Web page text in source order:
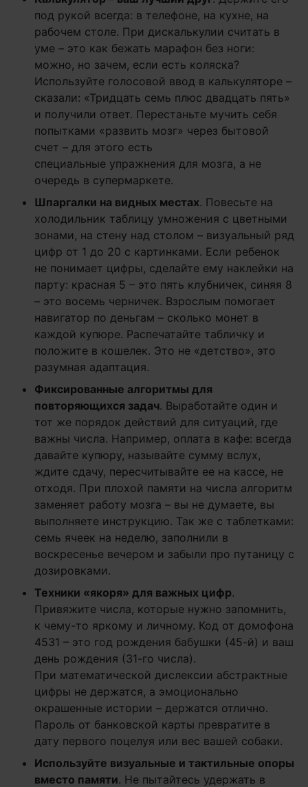
под рукой всегда: в телефоне, на кухне, на
рабочем столе. При дискалькулии считать в
уме – это как бежать марафон без ноги:
можно, но зачем, если есть коляска?
Используйте голосовой ввод в калькуляторе –
сказали: «Тридцать семь плюс двадцать пять»
и получили ответ. Перестаньте мучить себя
попытками «развить мозг» через бытовой
счет – для этого есть
специальные упражнения для мозга, а не
очередь в супермаркете.
Шпаргалки на видных местах. Повесьте на
холодильник таблицу умножения с цветными
зонами, на стену над столом – визуальный ряд
цифр от 1 до 20 с картинками. Если ребенок
не понимает цифры, сделайте ему наклейки на
парту: красная 5 – это пять клубничек, синяя 8
– это восемь черничек. Взрослым помогает
навигатор по деньгам – сколько монет в
каждой купюре. Распечатайте табличку и
положите в кошелек. Это не «детство», это
разумная адаптация.
Фиксированные алгоритмы для
повторяющихся задач. Выработайте один и
тот же порядок действий для ситуаций, где
важны числа. Например, оплата в кафе: всегда
давайте купюру, называйте сумму вслух,
ждите сдачу, пересчитывайте ее на кассе, не
отходя. При плохой памяти на числа алгоритм
заменяет работу мозга – вы не думаете, вы
выполняете инструкцию. Так же с таблетками:
семь ячеек на неделю, заполнили в
воскресенье вечером и забыли про путаницу с
дозировками.
Техники «якоря» для важных цифр.
Привяжите числа, которые нужно запомнить,
к чему-то яркому и личному. Код от домофона
4531 – это год рождения бабушки (45-й) и ваш
день рождения (31-го числа).
При математической дислексии абстрактные
цифры не держатся, а эмоционально
окрашенные истории – держатся отлично.
Пароль от банковской карты превратите в
дату первого поцелуя или вес вашей собаки.
Используйте визуальные и тактильные опоры
вместо памяти. Не пытайтесь удержать в